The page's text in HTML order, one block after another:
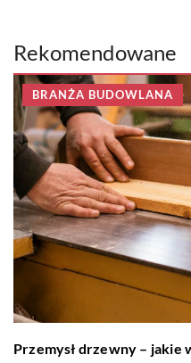
Rekomendowane
BRANŻA BUDOWLANA
Przemysł drzewny –